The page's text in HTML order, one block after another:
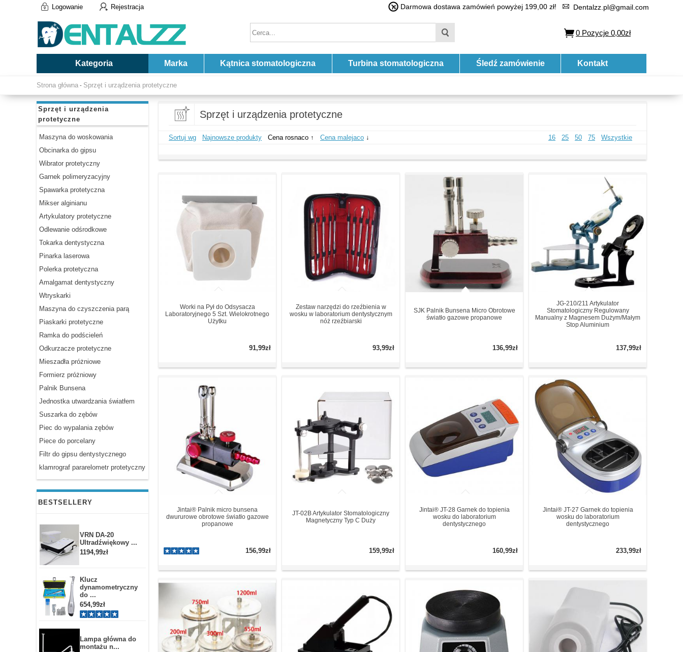
Logowanie Rejestracja Darmowa dostawa zamówień powyżej 199,00 zł! Dentalzz.pl@gmail.com
0 Pozycje 0,00zł
Kategoria Marka Kątnica stomatologiczna Turbina stomatologiczna Śledź zamówienie Kontakt
Strona główna - Sprzęt i urządzenia protetyczne
Sprzęt i urządzenia
protetyczne
Maszyna do woskowania
Obcinarka do gipsu
Wibrator protetyczny
Garnek polimeryzacyjny
Spawarka protetyczna
Mikser alginianu
Artykulatory protetyczne
Odlewanie odśrodkowe
Tokarka dentystyczna
Pinarka laserowa
Polerka protetyczna
Amalgamat dentystyczny
Wtryskarki
Maszyna do czyszczenia parą
Piaskarki protetyczne
Ramka do podścieleń
Odkurzacze protetyczne
Mieszadła próżniowe
Formierz próżniowy
Palnik Bunsena
Jednostka utwardzania światłem
Suszarka do zębów
Piec do wypalania zębów
Piece do porcelany
Filtr do gipsu dentystycznego
klamrograf pararelometr protetyczny
BESTSELLERY
VRN DA-20
Ultradźwiękowy ...
1194,99zł
Klucz
dynamometryczny
do ...
654,99zł
Lampa główna do
montażu n...
Sprzęt i urządzenia protetyczne
16 25 50 75 Wszystkie
Sortuj wg Najnowsze produkty Cena rosnaco ↑ Cena malejaco ↓
Worki na Pył do Odsysacza
Laboratoryjnego 5 Szt. Wielokrotnego
Użytku
91,99zł
Zestaw narzędzi do rzeźbienia w
wosku w laboratorium dentystycznym
nóż rzeźbiarski
93,99zł
SJK Palnik Bunsena Micro Obrotowe
światło gazowe propanowe
136,99zł
JG-210/211 Artykulator
Stomatologiczny Regulowany
Manualny z Magnesem Dużym/Małym
Stop Aluminium
137,99zł
Jintai® Palnik micro bunsena
dwururowe obrotowe światło gazowe
propanowe
156,99zł
JT-02B Artykulator Stomatologiczny
Magnetyczny Typ C Duży
159,99zł
Jintai® JT-28 Garnek do topienia
wosku do laboratorium
dentystycznego
160,99zł
Jintai® JT-27 Garnek do topienia
wosku do laboratorium
dentystycznego
233,99zł